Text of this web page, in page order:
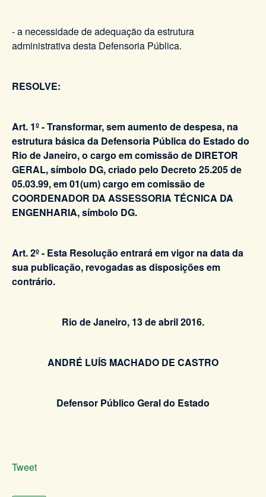
- a necessidade de adequação da estrutura
administrativa desta Defensoria Pública.
RESOLVE:
Art. 1º - Transformar, sem aumento de despesa, na
estrutura básica da Defensoria Pública do Estado do
Rio de Janeiro, o cargo em comissão de DIRETOR
GERAL, símbolo DG, criado pelo Decreto 25.205 de
05.03.99, em 01(um) cargo em comissão de
COORDENADOR DA ASSESSORIA TÉCNICA DA
ENGENHARIA, símbolo DG.
Art. 2º - Esta Resolução entrará em vigor na data da
sua publicação, revogadas as disposições em
contrário.
Rio de Janeiro, 13 de abril 2016.
ANDRÉ LUÍS MACHADO DE CASTRO
Defensor Público Geral do Estado
Tweet